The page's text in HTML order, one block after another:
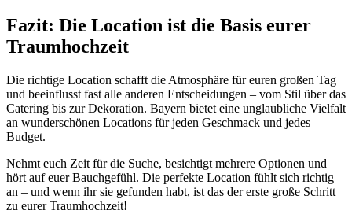
Fazit: Die Location ist die Basis eurer
Traumhochzeit
Die richtige Location schafft die Atmosphäre für euren großen Tag
und beeinflusst fast alle anderen Entscheidungen – vom Stil über das
Catering bis zur Dekoration. Bayern bietet eine unglaubliche Vielfalt
an wunderschönen Locations für jeden Geschmack und jedes
Budget.
Nehmt euch Zeit für die Suche, besichtigt mehrere Optionen und
hört auf euer Bauchgefühl. Die perfekte Location fühlt sich richtig
an – und wenn ihr sie gefunden habt, ist das der erste große Schritt
zu eurer Traumhochzeit!